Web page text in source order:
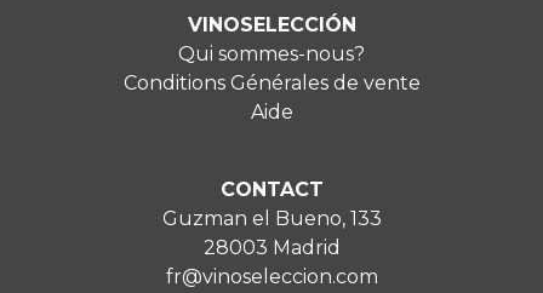
VINOSELECCIÓN
Qui sommes-nous?
Conditions Générales de vente
Aide
CONTACT
Guzman el Bueno, 133
28003 Madrid
fr@vinoseleccion.com